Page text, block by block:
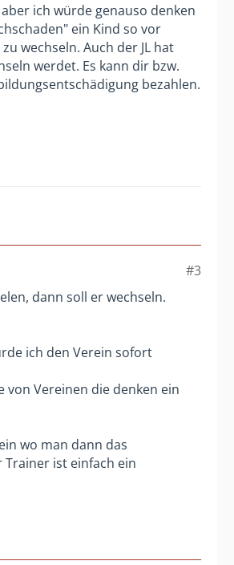
ich würde genauso denken
ein Kind so vor
wechseln. Auch der JL hat
werdet. Es kann dir bzw.
bezahlen.
#3
dann soll er wechseln.
ich den Verein sofort
von Vereinen die denken ein
wo man dann das
ist einfach ein